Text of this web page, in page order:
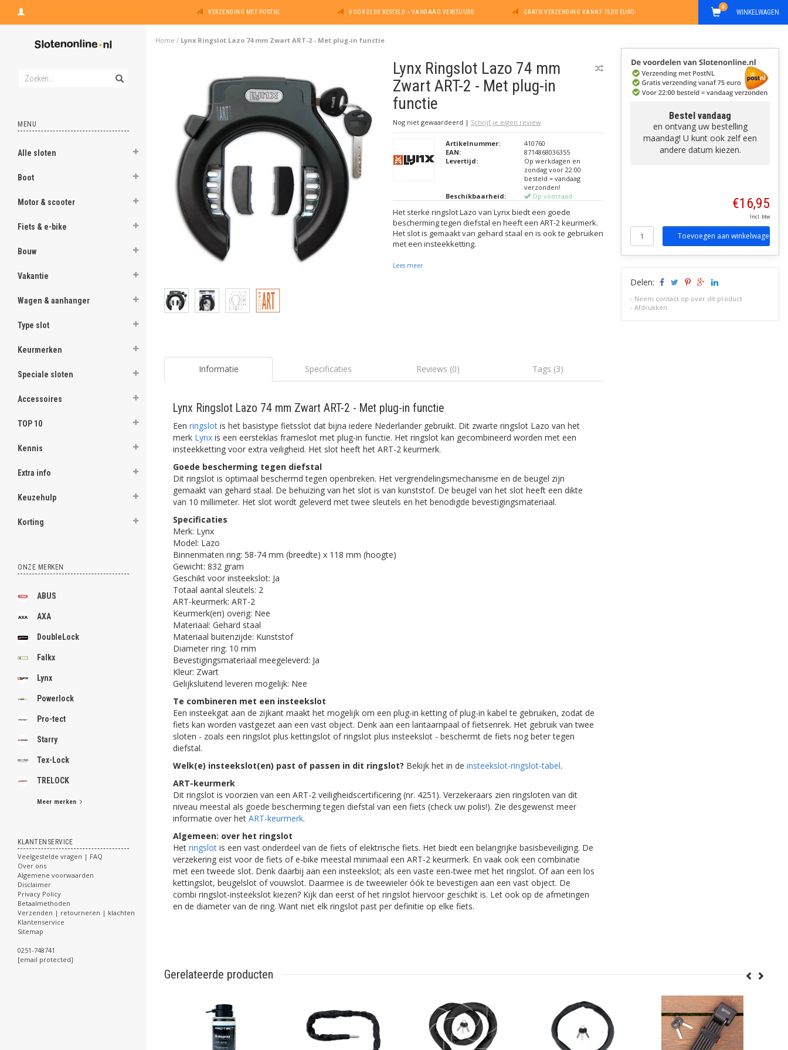
VERZENDING MET POSTNL VOOR 22:00 BESTELD = VANDAAG VERSTUURD GRATIS VERZENDING VANAF 75,00 EURO WINKELWAGEN
0
MENU
Alle sloten
Boot
Motor & scooter
Fiets & e-bike
Bouw
Vakantie
Wagen & aanhanger
Type slot
Keurmerken
Speciale sloten
Accessoires
TOP 10
Kennis
Extra info
Keuzehulp
Korting
ONZE MERKEN
ABUS
AXA
DoubleLock
Falkx
Lynx
Powerlock
Pro-tect
Starry
Tex-Lock
TRELOCK
Meer merken
KLANTENSERVICE
Veelgestelde vragen | FAQ
Over ons
Algemene voorwaarden
Disclaimer
Privacy Policy
Betaalmethoden
Verzenden | retourneren | klachten
Klantenservice
Sitemap
0251-748741
[email protected]
Home / Lynx Ringslot Lazo 74 mm Zwart ART-2 - Met plug-in functie
Lynx Ringslot Lazo 74 mm
Zwart ART-2 - Met plug-in
functie
Nog niet gewaardeerd | Schrijf je eigen review
Artikelnummer:
410760
EAN:
8714868036355
Levertijd:
Op werkdagen en
zondag voor 22:00
besteld = vandaag
verzonden!
Beschikbaarheid:
Op voorraad
Het sterke ringslot Lazo van Lynx biedt een goede
bescherming tegen diefstal en heeft een ART-2 keurmerk.
Het slot is gemaakt van gehard staal en is ook te gebruiken
met een insteekketting.
Lees meer
Informatie Specificaties Reviews (0) Tags (3)
Lynx Ringslot Lazo 74 mm Zwart ART-2 - Met plug-in functie
Een ringslot is het basistype fietsslot dat bijna iedere Nederlander gebruikt. Dit zwarte ringslot Lazo van het
merk Lynx is een eersteklas frameslot met plug-in functie. Het ringslot kan gecombineerd worden met een
insteekketting voor extra veiligheid. Het slot heeft het ART-2 keurmerk.
Goede bescherming tegen diefstal
Dit ringslot is optimaal beschermd tegen openbreken. Het vergrendelingsmechanisme en de beugel zijn
gemaakt van gehard staal. De behuizing van het slot is van kunststof. De beugel van het slot heeft een dikte
van 10 millimeter. Het slot wordt geleverd met twee sleutels en het benodigde bevestigingsmateriaal.
Specificaties
Merk: Lynx
Model: Lazo
Binnenmaten ring: 58-74 mm (breedte) x 118 mm (hoogte)
Gewicht: 832 gram
Geschikt voor insteekslot: Ja
Totaal aantal sleutels: 2
ART-keurmerk: ART-2
Keurmerk(en) overig: Nee
Materiaal: Gehard staal
Materiaal buitenzijde: Kunststof
Diameter ring: 10 mm
Bevestigingsmateriaal meegeleverd: Ja
Kleur: Zwart
Gelijksluitend leveren mogelijk: Nee
Te combineren met een insteekslot
Een insteekgat aan de zijkant maakt het mogelijk om een plug-in ketting of plug-in kabel te gebruiken, zodat de
fiets kan worden vastgezet aan een vast object. Denk aan een lantaarnpaal of fietsenrek. Het gebruik van twee
sloten - zoals een ringslot plus kettingslot of ringslot plus insteekslot - beschermt de fiets nog beter tegen
diefstal.
Welk(e) insteekslot(en) past of passen in dit ringslot? Bekijk het in de insteekslot-ringslot-tabel.
ART-keurmerk
Dit ringslot is voorzien van een ART-2 veiligheidscertificering (nr. 4251). Verzekeraars zien ringsloten van dit
niveau meestal als goede bescherming tegen diefstal van een fiets (check uw polis!). Zie desgewenst meer
informatie over het ART-keurmerk.
Algemeen: over het ringslot
Het ringslot is een vast onderdeel van de fiets of elektrische fiets. Het biedt een belangrijke basisbeveiliging. De
verzekering eist voor de fiets of e-bike meestal minimaal een ART-2 keurmerk. En vaak ook een combinatie
met een tweede slot. Denk daarbij aan een insteekslot; als een vaste een-twee met het ringslot. Of aan een los
kettingslot, beugelslot of vouwslot. Daarmee is de tweewieler óók te bevestigen aan een vast object. De
combi ringslot-insteekslot kiezen? Kijk dan eerst of het ringslot hiervoor geschikt is. Let ook op de afmetingen
en de diameter van de ring. Want niet elk ringslot past per definitie op elke fiets.
Bestel vandaag
en ontvang uw bestelling
maandag! U kunt ook zelf een
andere datum kiezen.
€16,95
Incl. btw
Toevoegen aan winkelwagen
Delen:
- Neem contact op over dit product
-Afdrukken
Gerelateerde producten